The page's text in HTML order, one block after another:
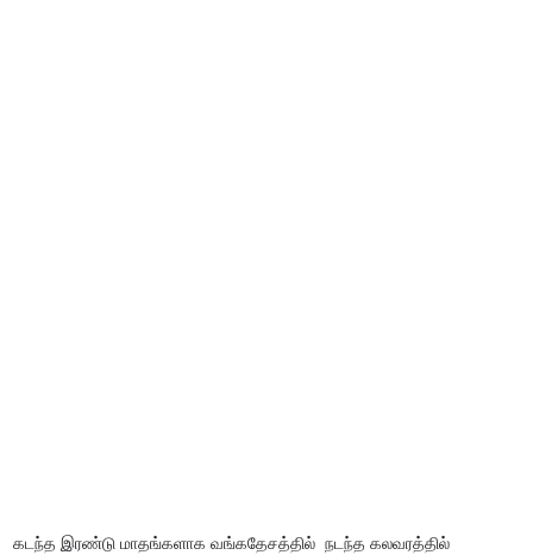
கடந்த இரண்டு மாதங்களாக வங்கதேசத்தில் நடந்த கலவரத்தில்